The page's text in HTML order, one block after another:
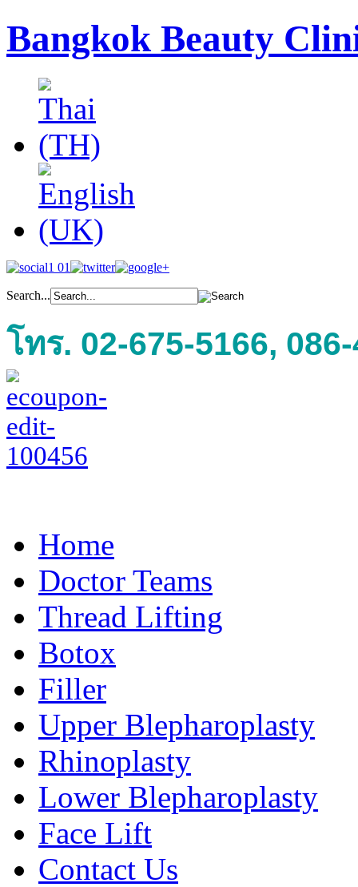
Bangkok Beauty
Search...
โทร. 02-675-5166,
Home
Doctor Teams
Thread Lifting
Botox
Filler
Upper Blepharoplasty
Rhinoplasty
Lower Blepharoplasty
Face Lift
Contact Us